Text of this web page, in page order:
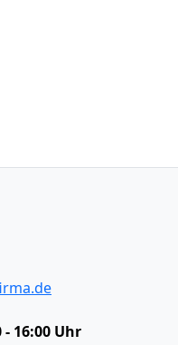
- 16:00 Uhr